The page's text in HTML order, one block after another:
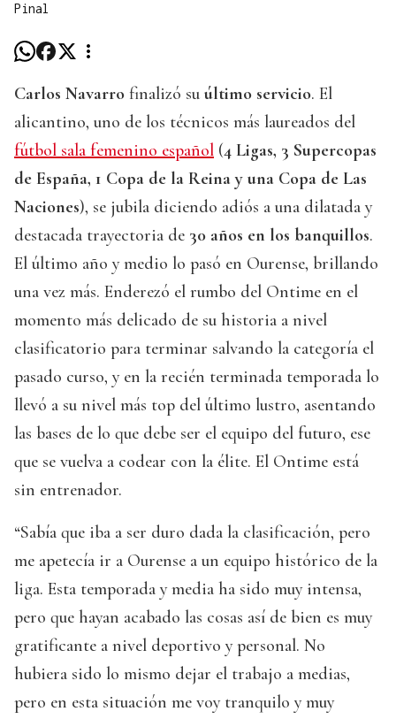
Pinal
Carlos Navarro finalizó su último servicio. El
alicantino, uno de los técnicos más laureados del
fútbol sala femenino español (4 Ligas, 3 Supercopas
de España, 1 Copa de la Reina y una Copa de Las
Naciones), se jubila diciendo adiós a una dilatada y
destacada trayectoria de 30 años en los banquillos.
El último año y medio lo pasó en Ourense, brillando
una vez más. Enderezó el rumbo del Ontime en el
momento más delicado de su historia a nivel
clasificatorio para terminar salvando la categoría el
pasado curso, y en la recién terminada temporada lo
llevó a su nivel más top del último lustro, asentando
las bases de lo que debe ser el equipo del futuro, ese
que se vuelva a codear con la élite. El Ontime está
sin entrenador.
“Sabía que iba a ser duro dada la clasificación, pero
me apetecía ir a Ourense a un equipo histórico de la
liga. Esta temporada y media ha sido muy intensa,
pero que hayan acabado las cosas así de bien es muy
gratificante a nivel deportivo y personal. No
hubiera sido lo mismo dejar el trabajo a medias,
pero en esta situación me voy tranquilo y muy